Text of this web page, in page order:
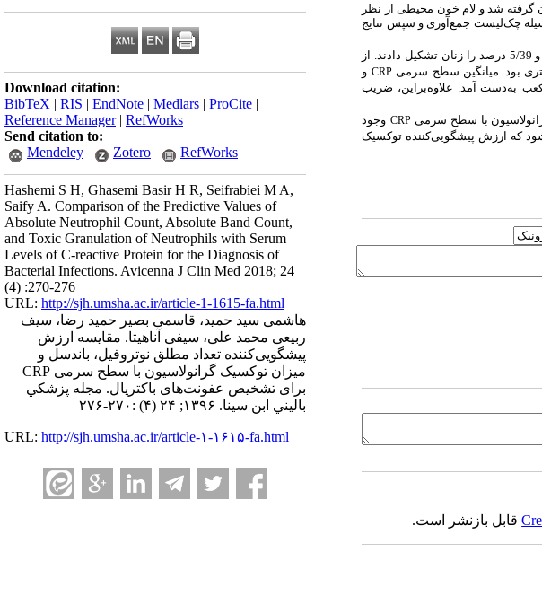
Download citation:
BibTeX | RIS | EndNote | Medlars | ProCite |
Reference Manager| RefWorks
Send citation to:
Mendeley
Zotero RefWorks
Hashemi S H, Ghasemi Basir H R, Seifrabiei M A,
Saify A. Comparison of the Predictive Values of
Absolute Neutrophil Count, Absolute Band Count,
and Toxic Granulation of Neutrophils with Serum
Levels of C-reactive Protein for the Diagnosis of
Bacterial Infections. Avicenna J Clin Med 2018; 24
(4) :270-276
URL: http://sjh.umsha.ac.ir/article-1-1615-fa.html
هاشمی سید حمید، قاسمی بصیر حمید رضا، سیف
ربیعی محمد علی، سیفی آناهیتا. مقایسه ارزش
پیشگویی‌کننده تعداد مطلق نوتروفیل، باندسل و
میزان توکسیک گرانولاسیون با سطح سرمی CRP
برای تشخیص عفونت‌های باکتریال. مجله پزشكي
باليني ابن سينا. ۱۳۹۶; ۲۴ (۴) :۲۷۰-۲۷۶
URL: http://sjh.umsha.ac.ir/article-۱-۱۶۱۵-fa.html
خون از بیماران گرفته شد و لام خون محیطی از نظر
چک‌لیست جمع‌آوری و سپس نتایج
میانگین سنی بیماران برابر با 26/56 و محدوده سنی آن‌ها بین 12 تا 103 سال بود. همچنین، 5/60 درصد از شرکت‌کنندگان را مردان و 5/39 درصد را زنان تشکیل دادند. از
بود. میانگین سطح سرمی CRP و
به‌دست آمد. علاوه‌براین، ضریب
با سطح سرمی CRP وجود
که ارزش پیشگویی‌کننده توکسیک
قابل بازنشر است.